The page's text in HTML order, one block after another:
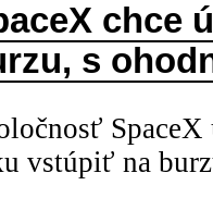
chce
s
vstúpiť na